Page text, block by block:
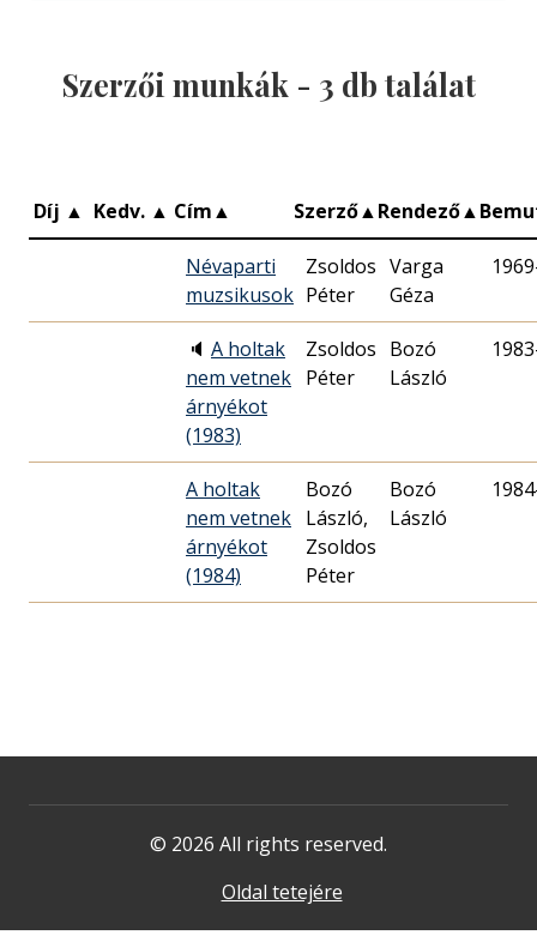
Szerzői munkák - 3 db találat
Díj ▲ Kedv. ▲ Cím▲ Szerző▲Rendező▲
Névaparti
muzsikusok
Zsoldos
Péter
Varga
Géza
🔈 A holtak
nem vetnek
árnyékot
(1983)
Zsoldos
Péter
Bozó
László
A holtak
nem vetnek
árnyékot
(1984)
Bozó
László,
Zsoldos
Péter
Bozó
László
© 2026 All rights reserved.
Oldal tetejére